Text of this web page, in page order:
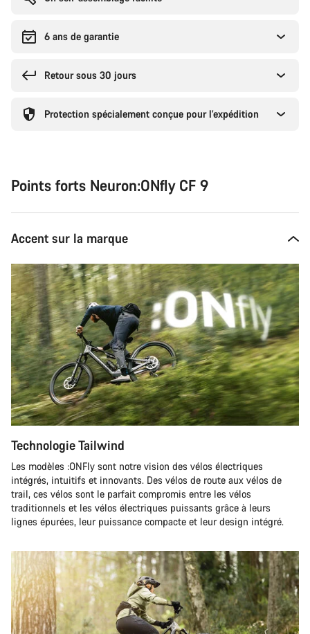
6 ans de garantie
Retour sous 30 jours
Protection spécialement conçue pour l’expédition
Points forts Neuron:ONfly CF 9
Accent sur la marque
Technologie Tailwind
Les modèles :ONFly sont notre vision des vélos électriques
intégrés, intuitifs et innovants. Des vélos de route aux vélos de
trail, ces vélos sont le parfait compromis entre les vélos
traditionnels et les vélos électriques puissants grâce à leurs
lignes épurées, leur puissance compacte et leur design intégré.